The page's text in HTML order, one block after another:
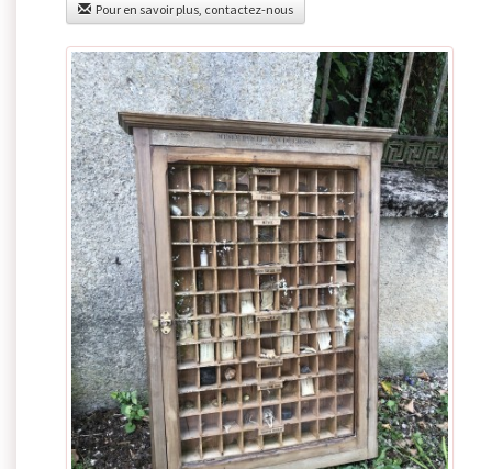
Pour en savoir plus, contactez-nous